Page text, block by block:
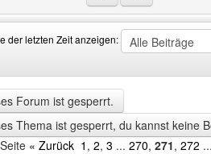
der letzten Zeit anzeigen:
Forum ist gesperrt.
Thema ist gesperrt, du kannst keine
« Zurück 1 , 2, 3 ... 270, 271, 272